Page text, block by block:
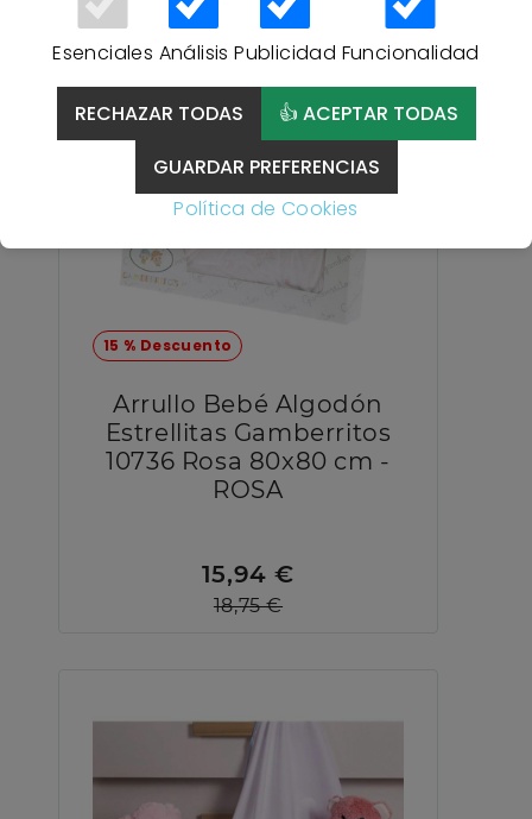
Esenciales Análisis Publicidad Funcionalidad
RECHAZAR TODAS
👍 ACEPTAR TODAS
GUARDAR PREFERENCIAS
Política de Cookies
15 % Descuento
REBAJAS
Arrullo Bebé Algodón
Estrellitas Gamberritos
10736 Rosa 80x80 cm -
ROSA
15,94 €
18,75 €